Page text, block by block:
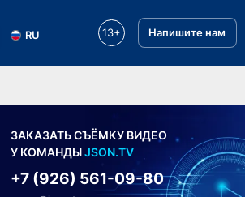
RU 13+ Напишите нам
ЗАКАЗАТЬ СЪЁМКУ ВИДЕО
У КОМАНДЫJSON.TV
+7 (926) 561-09-80